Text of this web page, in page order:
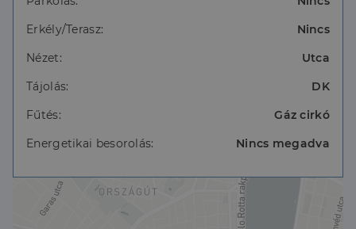
Elérhető közelségben: bevásárlóközpont,
tömegközlekedés, éttermek, kávézók.
Rezsi díj: 50 000 Ft /hó
- kaució: 2800
Kiadó hosszú távra, de minimum 1 évre.
Erkély/Terasz:
Nincs
Nézet:
Utca
Tájolás:
DK
Fűtés:
Gáz cirkó
Energetikai besorolás:
Nincs megadva